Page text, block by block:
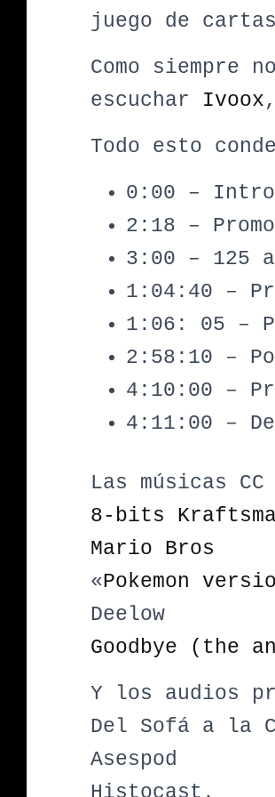
juego de
Como siempre
escuchar Ivoox
Todo esto
0:00 –
2:18 –
3:00 – 125
1:04:40 –
1:06: 05 –
2:58:10 –
4:10:00 –
4:11:00 –
Las músicas
8-bits
Mario Bros
«Pokemon
Deelow
Goodbye (the
Y los audios
Del Sofá a la
Asespod